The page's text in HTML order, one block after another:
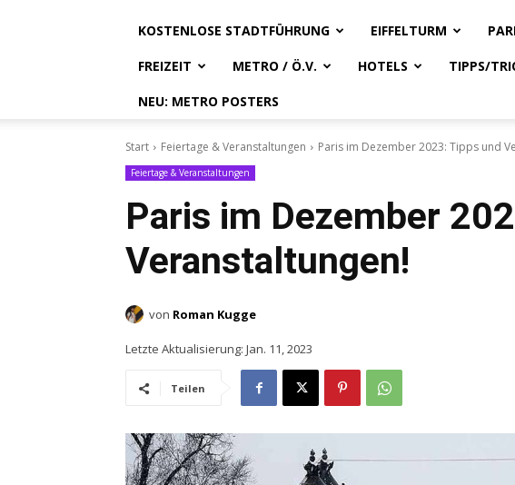
KOSTENLOSE STADTFÜHRUNG EIFFELTURM
FREIZEIT METRO / Ö.V. HOTELS TIPPS/
NEU: METRO POSTERS
Start Feiertage & Veranstaltungen Paris im Dezember 2023: Tipps und
Feiertage & Veranstaltungen
Paris im Dezember
Veranstaltungen!
von Roman Kugge
Letzte Aktualisierung: Jan. 11, 2023
Teilen